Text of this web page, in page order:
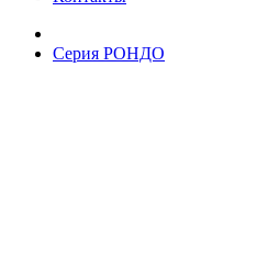
Серия РОНДО